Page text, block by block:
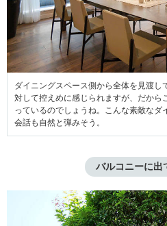
ダイニングスペース側から全体を見渡し
対して控えめに感じられますが、だから
っているのでしょうね。こんな素敵な
会話も自然と弾みそう。
バルコニーに出